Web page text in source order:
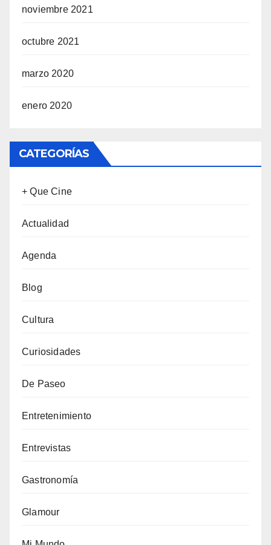
noviembre 2021
octubre 2021
marzo 2020
enero 2020
CATEGORÍAS
+ Que Cine
Actualidad
Agenda
Blog
Cultura
Curiosidades
De Paseo
Entretenimiento
Entrevistas
Gastronomía
Glamour